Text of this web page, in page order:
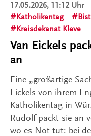
17.05.2026, 11:12 Uhr
Katholikentag
Kreisdekanat Kleve
Van Eickels
an
Eine „großartige
Eickels von ihrem
Katholikentag in
Rudolf packt sie an
wo es Not tut: bei